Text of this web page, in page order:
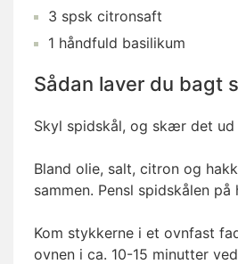
3 spsk citronsaft
1 håndfuld basilikum
Sådan laver du bagt
Skyl spidskål, og skær det
Bland olie, salt, citron og
sammen. Pensl spidskålen
Kom stykkerne i et ovnfast
ovnen i ca. 10-15 minutter